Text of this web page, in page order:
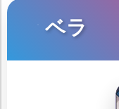
ベラ